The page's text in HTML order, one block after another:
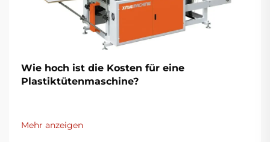
Wie hoch ist die Kosten für eine
Plastiktütenmaschine?
Mehr anzeigen